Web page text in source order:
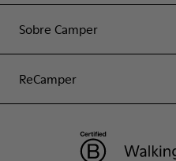
Sobre Camper
ReCamper